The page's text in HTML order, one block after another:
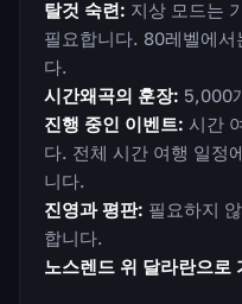
탈것 숙련: 지상 모드는
필요합니다. 80레벨에서
다.
시간왜곡의 훈장: 5,000
진행 중인 이벤트: 시간
다. 전체 시간 여행 일정
니다.
진영과 평판: 필요하지
합니다.
노스렌드 위 달라란으로